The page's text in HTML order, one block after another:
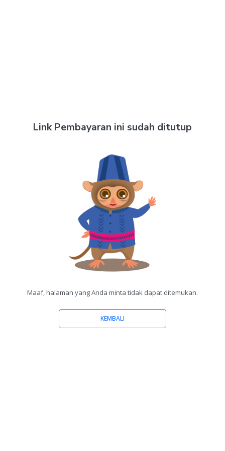
Link Pembayaran ini sudah ditutup
Maaf, halaman yang Anda minta tidak dapat ditemukan.
KEMBALI